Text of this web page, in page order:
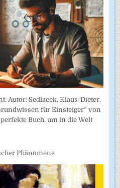
Autor: Sedlacek, Klaus-Dieter.
für Einsteiger“ von
Buch, um in die Welt
Phänomene